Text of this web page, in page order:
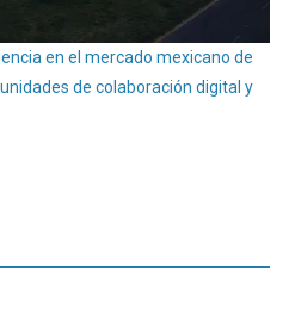
en el mercado mexicano de
de colaboración digital y